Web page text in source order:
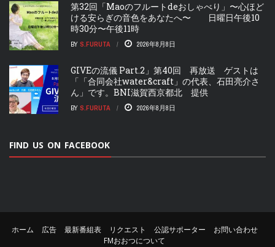
第32回「Maoのフルートdeおしゃべり」〜心ほど
ける安らぎの音色をあなたへ〜 日曜日午後10
時30分〜午後11時
BY S.FURUTA 2026年8月8日
GIVEの流儀 Part.2」第40回 再放送 ゲストは
「「合同会社water&craft」の代表、石田亮介さ
ん」です。BNI滋賀西京都北 提供
BY S.FURUTA 2026年8月8日
FIND US ON FACEBOOK
ホーム 広告 最新番組表 リクエスト 公認サポーター
お問い合わせ
FMおおつについて